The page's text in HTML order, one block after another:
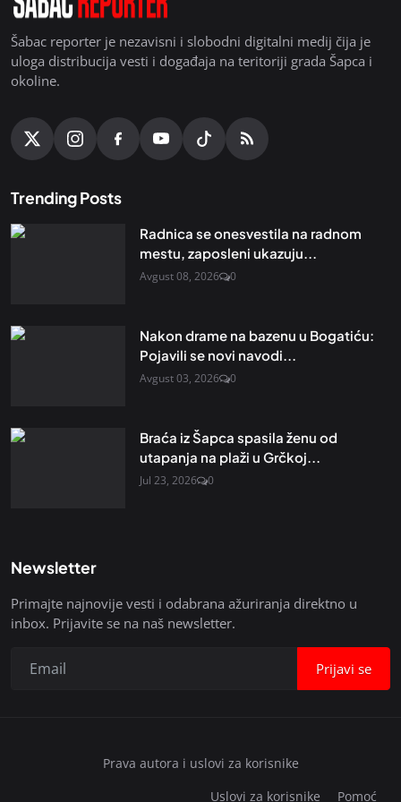
Šabac reporter je nezavisni i slobodni digitalni medij čija je
uloga distribucija vesti i događaja na teritoriji grada Šapca i
okoline.
Trending Posts
Radnica se onesvestila na radnom
mestu, zaposleni ukazuju...
Avgust 08, 2026 0
Nakon drame na bazenu u Bogatiću:
Pojavili se novi navodi...
Avgust 03, 2026 0
Braća iz Šapca spasila ženu od
utapanja na plaži u Grčkoj...
Jul 23, 2026 0
Newsletter
Primajte najnovije vesti i odabrana ažuriranja direktno u
inbox. Prijavite se na naš newsletter.
Prijavi se
Prava autora i uslovi za korisnike
Uslovi za korisnike
Pomoć